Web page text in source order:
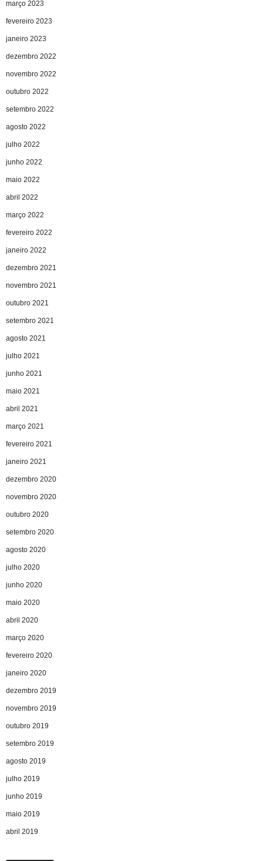
março 2023
fevereiro 2023
janeiro 2023
dezembro 2022
novembro 2022
outubro 2022
setembro 2022
agosto 2022
julho 2022
junho 2022
maio 2022
abril 2022
março 2022
fevereiro 2022
janeiro 2022
dezembro 2021
novembro 2021
outubro 2021
setembro 2021
agosto 2021
julho 2021
junho 2021
maio 2021
abril 2021
março 2021
fevereiro 2021
janeiro 2021
dezembro 2020
novembro 2020
outubro 2020
setembro 2020
agosto 2020
julho 2020
junho 2020
maio 2020
abril 2020
março 2020
fevereiro 2020
janeiro 2020
dezembro 2019
novembro 2019
outubro 2019
setembro 2019
agosto 2019
julho 2019
junho 2019
maio 2019
abril 2019